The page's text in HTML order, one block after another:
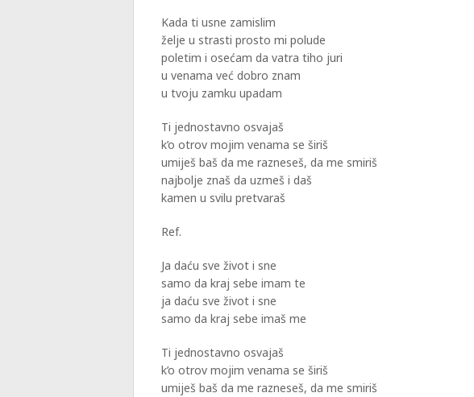
Kada ti usne zamislim
želje u strasti prosto mi polude
poletim i osećam da vatra tiho juri
u venama već dobro znam
u tvoju zamku upadam
Ti jednostavno osvajaš
k’o otrov mojim venama se širiš
umiješ baš da me razneseš, da me smiriš
najbolje znaš da uzmeš i daš
kamen u svilu pretvaraš
Ref.
Ja daću sve život i sne
samo da kraj sebe imam te
ja daću sve život i sne
samo da kraj sebe imaš me
Ti jednostavno osvajaš
k’o otrov mojim venama se širiš
umiješ baš da me razneseš, da me smiriš